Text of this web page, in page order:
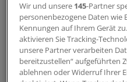
Mit diesem Newsletter
Geschehen in der
Hintergründen und einem
Wir und unsere 145-Partner
personenbezogene Daten
Kennungen auf Ihrem Gerät
aktivieren Sie Tracking-
unsere Partner verarbeiten
bereitzustellen“ aufgeführten
ablehnen oder Widerruf Ihrer